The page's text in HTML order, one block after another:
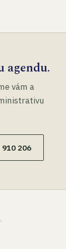
agendu.
vám a
910 206